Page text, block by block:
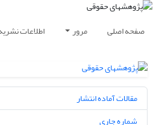
صفحه اصلی مرور اطلاعات
مقالات آماده انتشار
شماره جاری